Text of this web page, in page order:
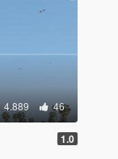
4.889 46
1.0